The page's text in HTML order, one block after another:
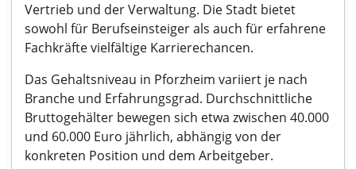
Vertrieb und der Verwaltung. Die Stadt bietet
sowohl für Berufseinsteiger als auch für erfahrene
Fachkräfte vielfältige Karrierechancen.
Das Gehaltsniveau in Pforzheim variiert je nach
Branche und Erfahrungsgrad. Durchschnittliche
Bruttogehälter bewegen sich etwa zwischen 40.000
und 60.000 Euro jährlich, abhängig von der
konkreten Position und dem Arbeitgeber.